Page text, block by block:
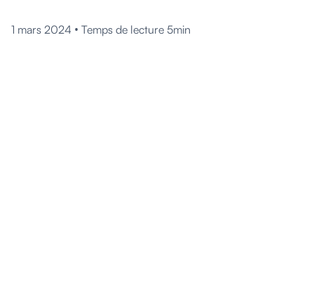
1 mars 2024 • Temps de lecture 5min